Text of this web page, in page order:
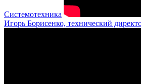
Системотехника
Игорь Борисенко, технический